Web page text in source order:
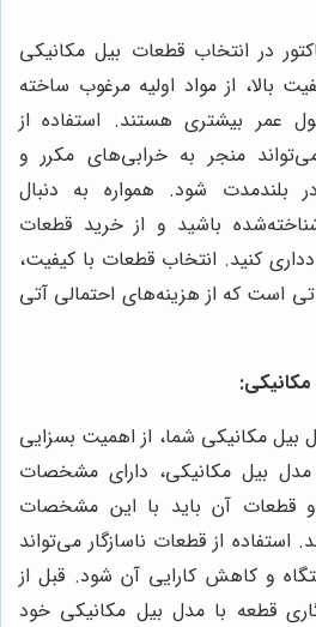
در انتخاب قطعات بیل مکانیکی
بالا، از مواد اولیه مرغوب ساخته
عمر بیشتری هستند. استفاده از
منجر به خرابی‌های مکرر و
بلندمدت شود. همواره به دنبال
باشید و از خرید قطعات
کنید. انتخاب قطعات با کیفیت،
است که از هزینه‌های احتمالی آتی
بیل مکانیکی شما، از اهمیت بسزایی
بیل مکانیکی، دارای مشخصات
آن باید با این مشخصات
استفاده از قطعات ناسازگار می‌تواند
و کاهش کارایی آن شود. قبل از
قطعه با مدل بیل مکانیکی خود